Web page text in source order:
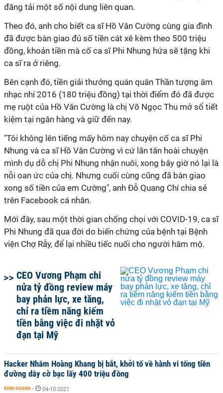
đăng tải một số nội dung liên quan.
Theo đó, anh cho biết ca sĩ Hồ Văn Cường cùng gia đình
đã được bàn giao đủ số tiền cát xê kèm theo 500 triệu
đồng, khoản tiền mà cố ca sĩ Phi Nhung hứa sẽ tặng khi
ca sĩ ra ở riêng.
Bên cạnh đó, tiền giải thưởng quán quân Thần tượng âm
nhạc nhí 2016 (180 triệu đồng) tại thời điểm đó đã được
mẹ ruột của Hồ Văn Cường là chị Võ Ngọc Thu mở sổ tiết
kiệm tại ngân hàng và giữ đến nay.
"Tôi không lên tiếng mấy hôm nay chuyện cố ca sĩ Phi
Nhung và ca sĩ Hồ Văn Cường vì cứ lăn tăn hoài chuyện
mình dụ dỗ chị Phi Nhung nhận nuôi, xong bây giờ nó lại là
nỗi oan ức của chị. Nhưng cuối cùng cũng đã bàn giao
xong số tiền của em Cường", anh Đỗ Quang Chí chia sẻ
trên Facebook cá nhân.
Mới đây, sau một thời gian chống chọi với COVID-19, ca sĩ
Phi Nhung đã qua đời do biến chứng của bệnh tại Bệnh
viện Chợ Rẫy, để lại nhiều tiếc nuối cho người hâm mộ.
CEO Vương Phạm chi
nửa tỷ đồng review máy
bay phản lực, xe tăng,
chỉ ra tiềm năng kiếm
tiền bằng việc đi nhặt vỏ
đạn tại Mỹ
Hacker Nhâm Hoàng Khang bị bắt, khởi tố về hành vi tống tiền
đường dây cờ bạc lấy 400 triệu đồng
KINH DOANH - 04-10-2021